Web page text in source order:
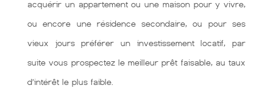
acquérir un appartement ou une maison pour y vivre,
ou encore une résidence secondaire, ou pour ses
vieux jours préférer un investissement locatif, par
suite vous prospectez le meilleur prêt faisable, au taux
d’intérêt le plus faible.